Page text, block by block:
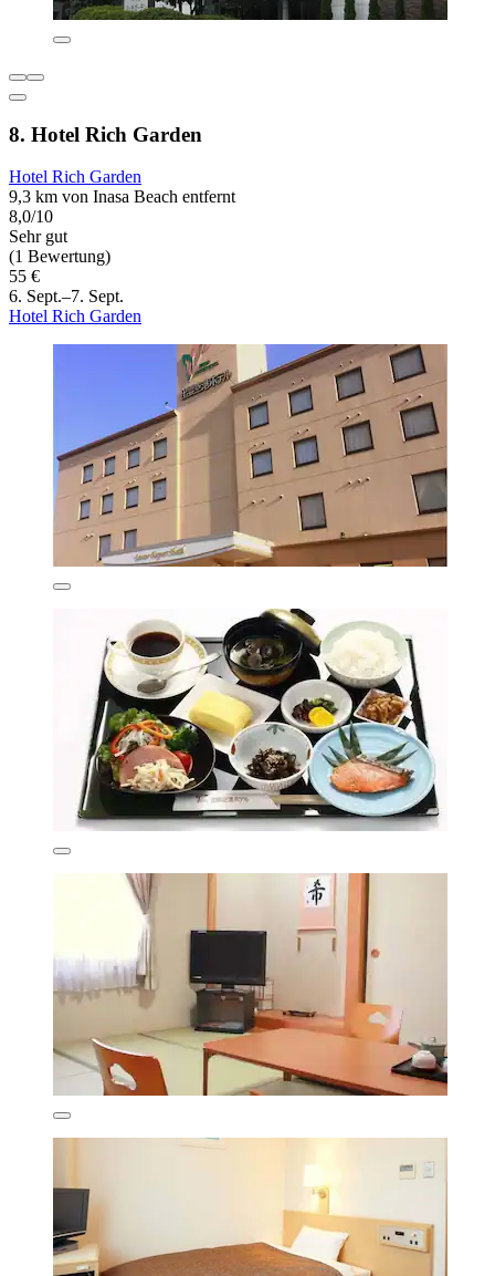
8. Hotel Rich Garden
Hotel Rich Garden
9,3 km von Inasa Beach entfernt
8,0/10
Sehr gut
(1 Bewertung)
55 €
6. Sept.–7. Sept.
Hotel Rich Garden